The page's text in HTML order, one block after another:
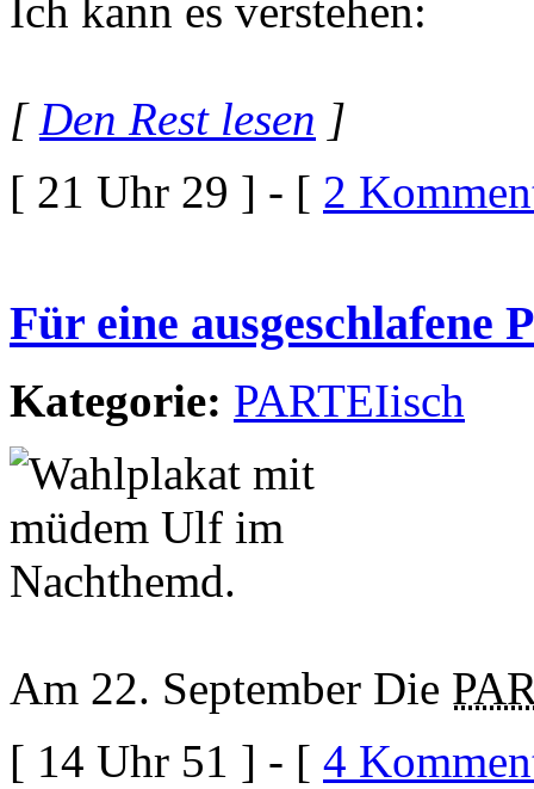
Ich kann es verstehen:
[Den Rest lesen ]
[ 21 Uhr 29 ] - [ 2
Für eine ausgeschlafene
Kategorie: PARTEIisch
Am 22. September Die
[ 14 Uhr 51 ] - [ 4